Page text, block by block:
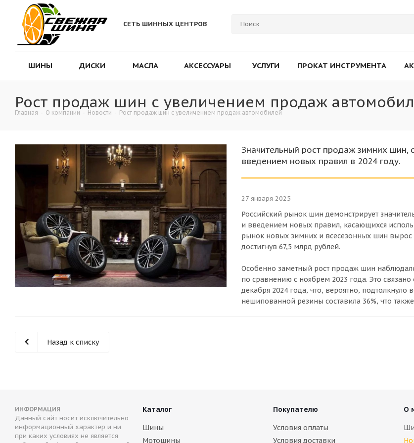
СЕТЬ ШИННЫХ ЦЕНТРОВ
ШИНЫ ДИСКИ МАСЛА АКСЕССУАРЫ УСЛУГИ ПРОКАТ ИНСТРУМЕНТА
Рост продаж шин с увеличением продаж
Главная - О компании - Новости - Рост продаж шин с увеличением продаж автомобилей
Значительный рост продаж зимних шин,
введением новых правил в 2024 году.
27 января 2025
Российский рынок шин демонстрирует
и введением новых правил, касающихся
рынок новых зимних и всесезонных шин
достигнув 67,5 млрд рублей.
Особенно заметный рост продаж шин
по сравнению с ноябрем 2023 года. Это
декабря 2024 года, что, вероятно,
нешипованной резины составила 36%, что
Назад к списку
ИНФОРМАЦИЯ
Данный сайт носит исключительно
информационный характер и ни
при каких условиях не является
Каталог
Шины
Мотошины
Покупателю
Условия оплаты
Условия доставки
О